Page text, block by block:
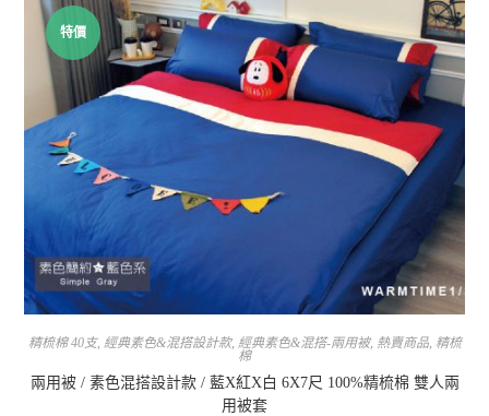
特價
精梳棉 40支, 經典素色&混搭設計款, 經典素色&混搭-兩用被, 熱賣商品, 精梳
棉
兩用被 / 素色混搭設計款 / 藍X紅X白 6X7尺 100%精梳棉 雙人兩
用被套